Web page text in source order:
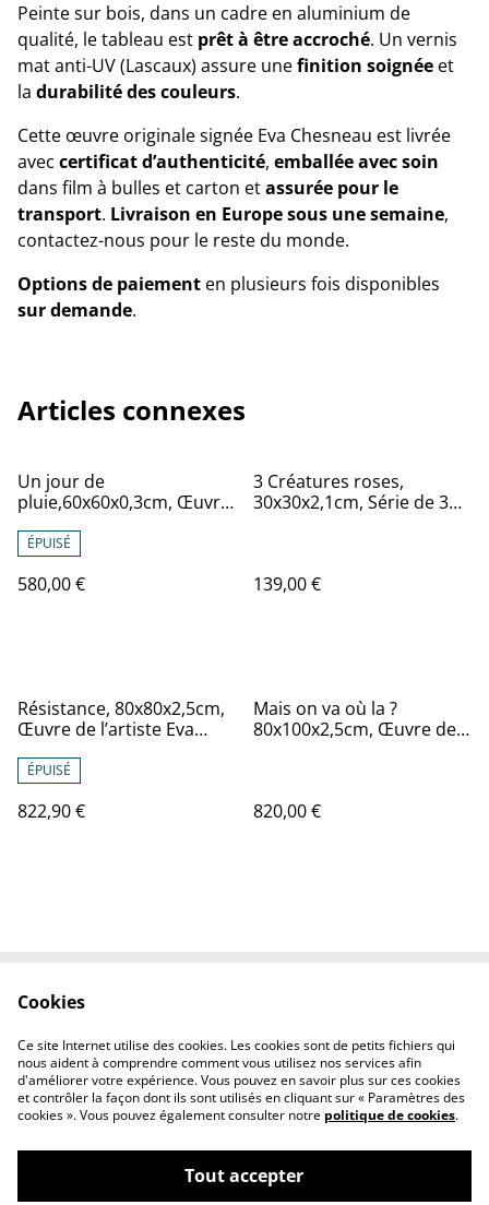
Peinte sur bois, dans un cadre en aluminium de
qualité, le tableau est prêt à être accroché. Un vernis
mat anti-UV (Lascaux) assure unefinition soignée et
la durabilité des couleurs.
Cette œuvre originale signée Eva Chesneau est livrée
avec certificat d’authenticité, emballée avec soin
dans film à bulles et carton etassurée pour le
transport. Livraison en Europe sous une semaine,
contactez-nous pour le reste du monde.
Options de paiement en plusieurs fois disponibles
sur demande.
Articles connexes
Un jour de
pluie,60x60x0,3cm, Œuvre
Chesneau, sur bois, avec
cadre de qualité en
aluminium noir
ÉPUISÉ
580,00 €
3 Créatures roses,
30x30x2,1cm, Série de 3
accroché, sans cadre
139,00 €
Résistance, 80x80x2,5cm,
Œuvre de l’artiste Eva
bords peints, prêt à être
accroché, sans cadre
ÉPUISÉ
822,90 €
Mais on va où la ?
80x100x2,5cm, Œuvre de
820,00 €
Politique de cookies
Politique de
confidentialité
Cookies
Ce site Internet utilise des cookies. Les cookies sont de petits fichiers qui
nous aident à comprendre comment vous utilisez nos services afin
d'améliorer votre expérience. Vous pouvez en savoir plus sur ces cookies
et contrôler la façon dont ils sont utilisés en cliquant sur « Paramètres des
cookies ». Vous pouvez également consulter notre politique de cookies.
Tout accepter